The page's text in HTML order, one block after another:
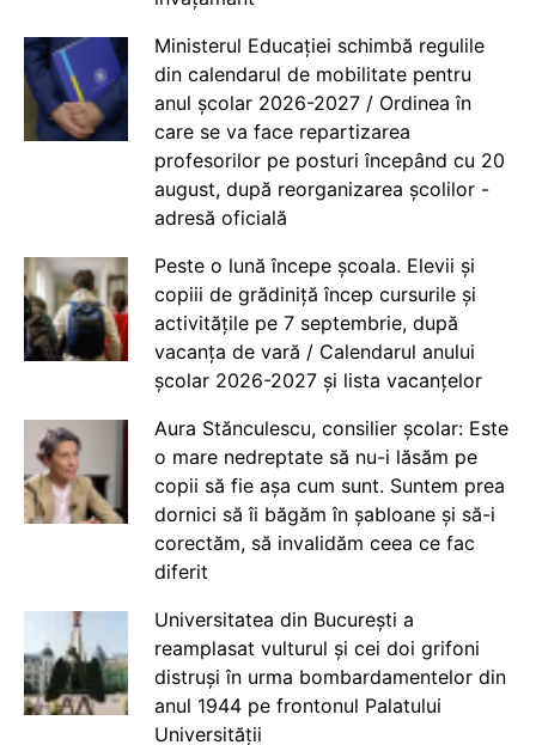
Ministerul Educației schimbă regulile
din calendarul de mobilitate pentru
anul școlar 2026-2027 / Ordinea în
care se va face repartizarea
profesorilor pe posturi începând cu 20
august, după reorganizarea școlilor -
adresă oficială
Peste o lună începe școala. Elevii și
copiii de grădiniță încep cursurile și
activitățile pe 7 septembrie, după
vacanța de vară / Calendarul anului
școlar 2026-2027 și lista vacanțelor
Aura Stănculescu, consilier școlar: Este
o mare nedreptate să nu-i lăsăm pe
copii să fie așa cum sunt. Suntem prea
dornici să îi băgăm în șabloane și să-i
corectăm, să invalidăm ceea ce fac
diferit
Universitatea din București a
reamplasat vulturul și cei doi grifoni
distruși în urma bombardamentelor din
anul 1944 pe frontonul Palatului
Universității